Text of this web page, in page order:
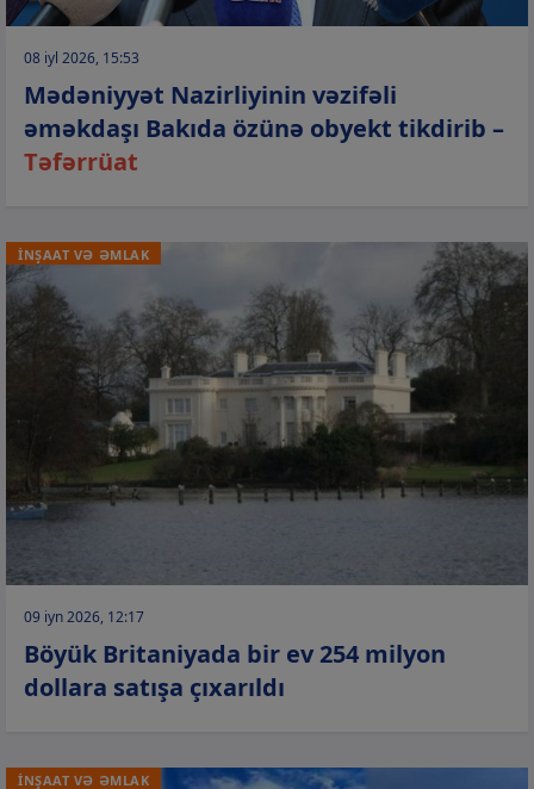
08 iyl 2026, 15:53
Mədəniyyət Nazirliyinin vəzifəli
əməkdaşı Bakıda özünə obyekt tikdirib –
Təfərrüat
İNŞAAT VƏ ƏMLAK
09 iyn 2026, 12:17
Böyük Britaniyada bir ev 254 milyon
dollara satışa çıxarıldı
İNŞAAT VƏ ƏMLAK